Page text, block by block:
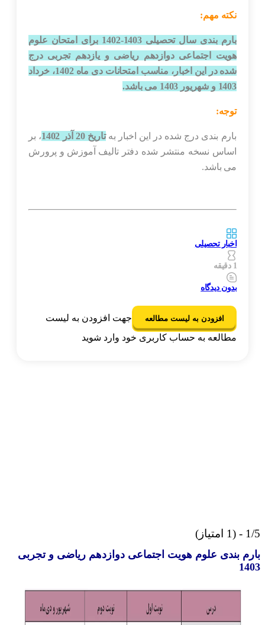
نکته مهم:
بارم بندی سال تحصیلی 1403-1402 برای امتحان علوم
هویت اجتماعی دوازدهم ریاضی و یازدهم تجربی درج
شده در این اخبار، مناسب امتحانات دی ماه 1402، خرداد
1403 و شهریور 1403 می باشد.
توجه:
بارم بندی درج شده در این اخبار به تاریخ 20 آذر 1402
، بر
اساس نسخه منتشر شده دفتر تالیف آموزش و پرورش
می باشد.
اخبار تحصیلی
بدون دیدگاه
افزودن به لیست مطالعه
جهت افزودن به لیست
مطالعه به حساب کاربری خود وارد شوید
بندی علوم هویت اجتماعی دوازدهم ریاضی و تجربی